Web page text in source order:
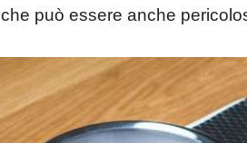
che può essere anche